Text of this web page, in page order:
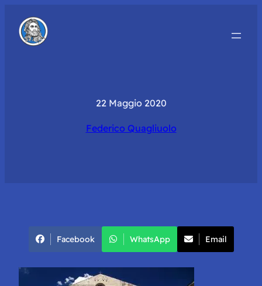
22 Maggio 2020
Federico Quagliuolo
Facebook WhatsApp Email